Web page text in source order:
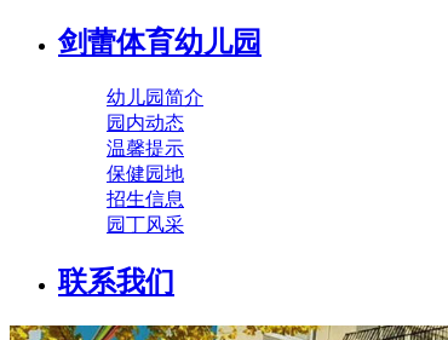
剑蕾体育幼儿园
幼儿园简介
园内动态
温馨提示
保健园地
招生信息
园丁风采
联系我们